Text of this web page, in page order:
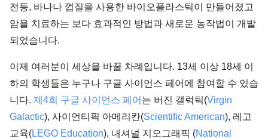
전등, 바나나 껍질을 사용한 바이오플라스틱이 만들어졌고
암을 치료하는 보다 효과적인 방법과 새로운 농작법이 개발
되었습니다.
이제 여러분이 세상을 바꿀 차례입니다. 13세 이상 18세 이
하의 학생들은 누구나 구글 사이언스 페어에 참여할 수 있습
니다. 제4회 구글 사이언스 페어 는 버진 갤럭틱(Virgin
Galactic), 사이언티픽 아메리칸(Scientific American), 레고
교육(LEGO Education), 내셔널 지오그래픽 (National